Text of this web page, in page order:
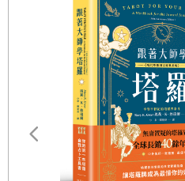
疇看似單純，卻又相當特別。
國時代的歷史人物，是宗教改
識，企圖進一步改變人心、影
後來失敗，證明他並非是猶太
第七世紀後起的伊斯蘭教雖然
帝之子，因為如此即違背真神
們認為耶穌是偉大的先知（
假歸真，重返一神信仰之道。